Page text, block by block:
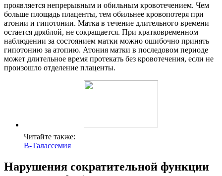
проявляется непрерывным и обильным кровотечением. Чем
больше площадь плаценты, тем обильнее кровопотеря при
атонии и гипотонии. Матка в течение длительного времени
остается дряблой, не сокращается. При кратковременном
наблюдении за состоянием матки можно ошибочно принять
гипотонию за атопию. Атония матки в последовом периоде
может длительное время протекать без кровотечения, если не
произошло отделение плаценты.
Читайте также:
В-Талассемия
Нарушения сократительной функции